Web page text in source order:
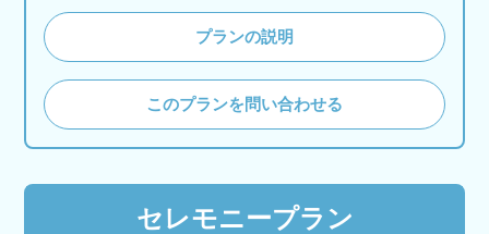
プランの説明
このプランを問い合わせる
セレモニープラン